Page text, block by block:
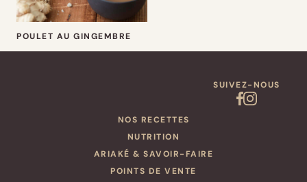
POULET AU GINGEMBRE
NOS RECETTES
NUTRITION
ARIAKÉ & SAVOIR-FAIRE
POINTS DE VENTE
SUIVEZ-NOUS